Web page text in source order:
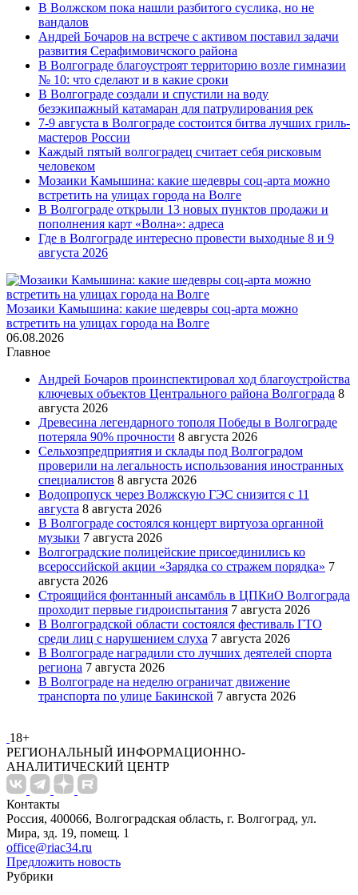
В Волжском пока нашли разбитого суслика, но не
вандалов
Андрей Бочаров на встрече с активом поставил задачи
развития Серафимовичского района
В Волгограде благоустроят территорию возле гимназии
№ 10: что сделают и в какие сроки
В Волгограде создали и спустили на воду
безэкипажный катамаран для патрулирования рек
7-9 августа в Волгограде состоится битва лучших гриль-
мастеров России
Каждый пятый волгоградец считает себя рисковым
человеком
Мозаики Камышина: какие шедевры соц-арта можно
встретить на улицах города на Волге
В Волгограде открыли 13 новых пунктов продажи и
пополнения карт «Волна»: адреса
Где в Волгограде интересно провести выходные 8 и 9
августа 2026
Мозаики Камышина: какие шедевры соц-арта можно
встретить на улицах города на Волге
06.08.2026
Главное
Андрей Бочаров проинспектировал ход благоустройства
ключевых объектов Центрального района Волгограда 8
августа 2026
Древесина легендарного тополя Победы в Волгограде
потеряла 90% прочности 8 августа 2026
Сельхозпредприятия и склады под Волгоградом
проверили на легальность использования иностранных
специалистов 8 августа 2026
Водопропуск через Волжскую ГЭС снизится с 11
августа 8 августа 2026
В Волгограде состоялся концерт виртуоза органной
музыки 7 августа 2026
Волгоградские полицейские присоединились ко
всероссийской акции «Зарядка со стражем порядка» 7
августа 2026
Строящийся фонтанный ансамбль в ЦПКиО Волгограда
проходит первые гидроиспытания 7 августа 2026
В Волгоградской области состоялся фестиваль ГТО
среди лиц с нарушением слуха 7 августа 2026
В Волгограде наградили сто лучших деятелей спорта
региона 7 августа 2026
В Волгограде на неделю ограничат движение
транспорта по улице Бакинской 7 августа 2026
18+
РЕГИОНАЛЬНЫЙ ИНФОРМАЦИОННО-
АНАЛИТИЧЕСКИЙ ЦЕНТР
Контакты
Россия, 400066, Волгоградская область, г. Волгоград, ул.
Мира, зд. 19, помещ. 1
office@riac34.ru
Предложить новость
Рубрики